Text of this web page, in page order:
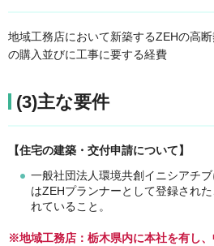
地域工務店において新築するZEHの高
の購入並びに工事に要する経費
(3)主な要件
【住宅の建築・交付申請について】
一般社団法人環境共創イニシアチ
はZEHプランナーとして登録された
れていること。
※地域工務店：栃木県内に本社を有し